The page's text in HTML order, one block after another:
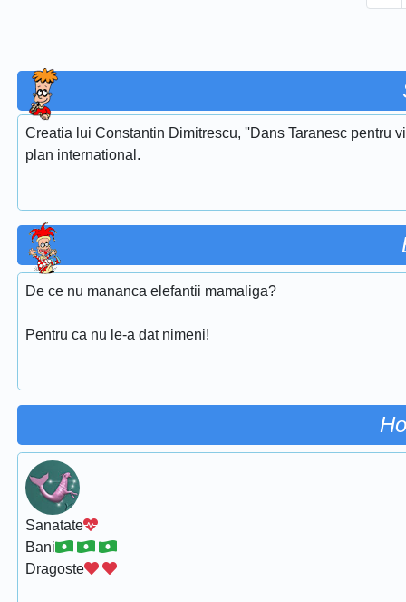
Creatia lui Constantin Dimitrescu, ''Dans Taranesc pentru
plan international.
De ce nu mananca elefantii mamaliga?
Pentru ca nu le-a dat nimeni!
Sanatate
Bani
Dragoste